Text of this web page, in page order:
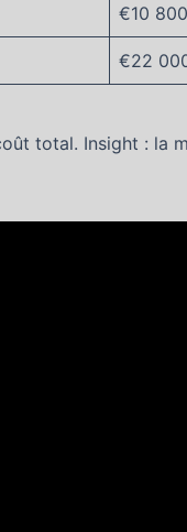
€10 800
€22
total. Insight : la